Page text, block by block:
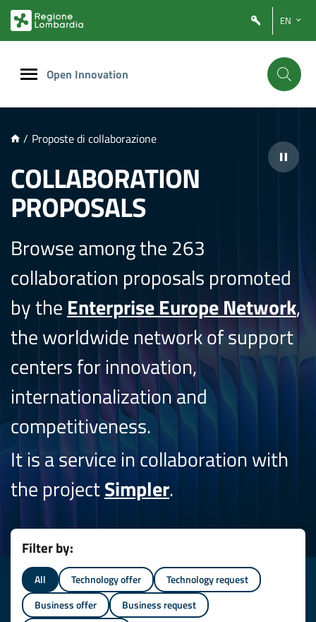
PRINCIPALE
EN
Open Innovation
/ Proposte di collaborazione
COLLABORATION
PROPOSALS
Browse among the 263
collaboration proposals promoted
by the Enterprise Europe Network,
the worldwide network of support
centers for innovation,
internationalization and
competitiveness.
It is a service in collaboration with
the projectSimpler.
Filter by:
All Technology offer
Technology request
Business offer
Business request